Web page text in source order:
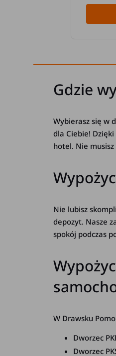
Gdzie
Wybierasz się w
dla Ciebie!
hotel. Nie
Nie lubisz
depozyt. Nasze
spokój podczas
W Drawsku
Dworzec
Dworzec